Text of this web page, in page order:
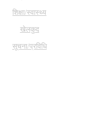
शिक्षा/स्वास्थ्य
खेलकुद
सूचना/प्रविधि